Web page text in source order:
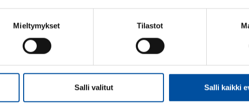
Mieltymykset Tilastot
Salli valitut Salli kaikki
SuPer on tukenasi
SuPer auttaa ja neuvoo kaikissa työelämän tilanteissa.
luottamusedustajalta ja liiton asiantuntijoilta. Saat liiton
osallistua tapahtumiin ja koulutuksiin.